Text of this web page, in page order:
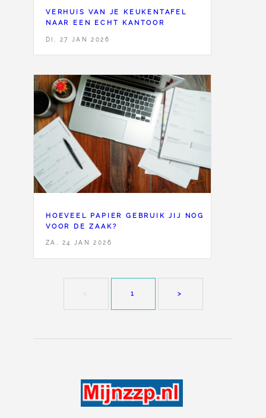
VERHUIS VAN JE KEUKENTAFEL
NAAR EEN ECHT KANTOOR
DI, 27 JAN 2026
HOEVEEL PAPIER GEBRUIK JIJ NOG
VOOR DE ZAAK?
ZA, 24 JAN 2026
< 1 >